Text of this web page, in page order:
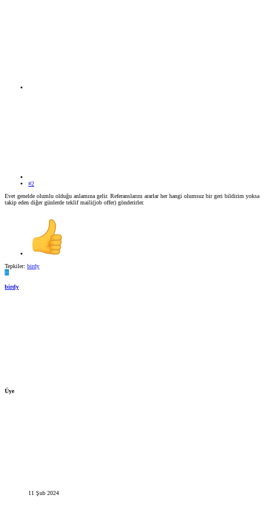
#2
Evet genelde olumlu olduğu anlamına gelir. Referanslarını ararlar her hangi olumsuz bir geri bildirim yoksa
takip eden diğer günlerde teklif maili(job offer) gönderirler.
Tepkiler: birdy
B
birdy
Üye
11 Şub 2024